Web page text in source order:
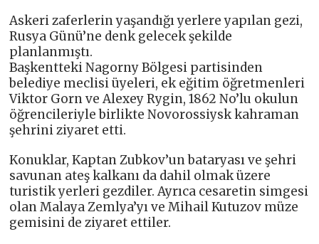
Askeri zaferlerin yaşandığı yerlere yapılan gezi,
Rusya Günü’ne denk gelecek şekilde
planlanmıştı.
Başkentteki Nagorny Bölgesi partisinden
belediye meclisi üyeleri, ek eğitim öğretmenleri
Viktor Gorn ve Alexey Rygin, 1862 No’lu okulun
öğrencileriyle birlikte Novorossiysk kahraman
şehrini ziyaret etti.
Konuklar, Kaptan Zubkov’un bataryası ve şehri
savunan ateş kalkanı da dahil olmak üzere
turistik yerleri gezdiler. Ayrıca cesaretin simgesi
olan Malaya Zemlya’yı ve Mihail Kutuzov müze
gemisini de ziyaret ettiler.